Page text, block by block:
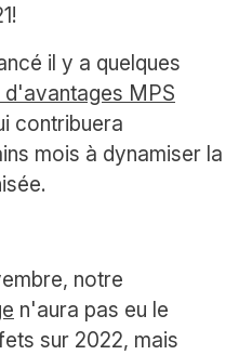
il y a quelques
d'avantages MPS
contribuera
mois à dynamiser la
notre
n'aura pas eu le
sur 2022, mais